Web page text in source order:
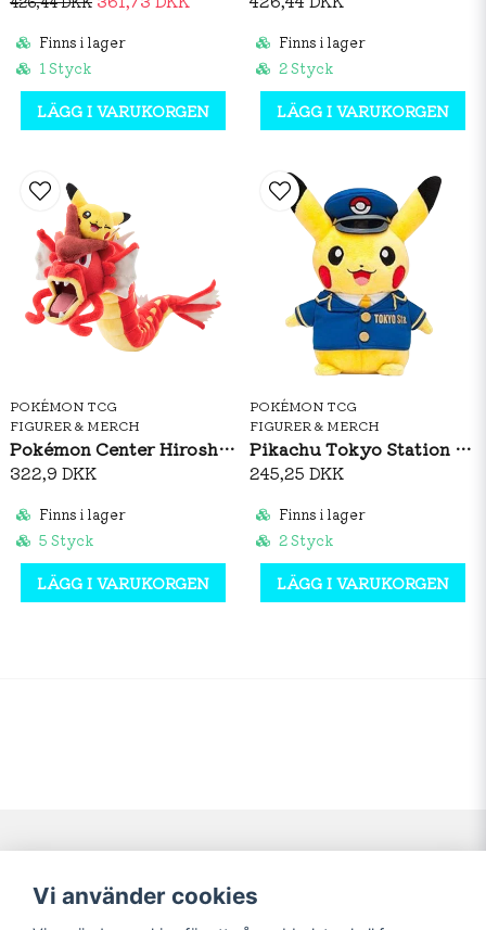
Finns i lager
1 Styck
LÄGG I VARUKORGEN
Finns i lager
2 Styck
LÄGG I VARUKORGEN
POKÉMON TCG
FIGURER & MERCH
Pokémon Center Hiroshima: Red Gyarados & Pikachu Plush
322,9 DKK
Finns i lager
5 Styck
LÄGG I VARUKORGEN
POKÉMON TCG
FIGURER & MERCH
Pikachu Tokyo Station Plush
245,25 DKK
Finns i lager
2 Styck
LÄGG I VARUKORGEN
Navigering Mitt konto
Logga in
Vi använder cookies